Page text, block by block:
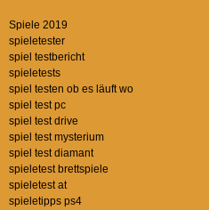
Spiele 2019
spieletester
spiel testbericht
spieletests
spiel testen ob es läuft wo
spiel test pc
spiel test drive
spiel test mysterium
spiel test diamant
spieletest brettspiele
spieletest at
spieletipps ps4